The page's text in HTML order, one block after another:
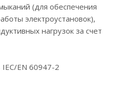
(для обеспечения
электроустановок),
нагрузок за счет
EN 60947-2